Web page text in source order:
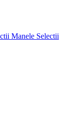
Manele Selectii